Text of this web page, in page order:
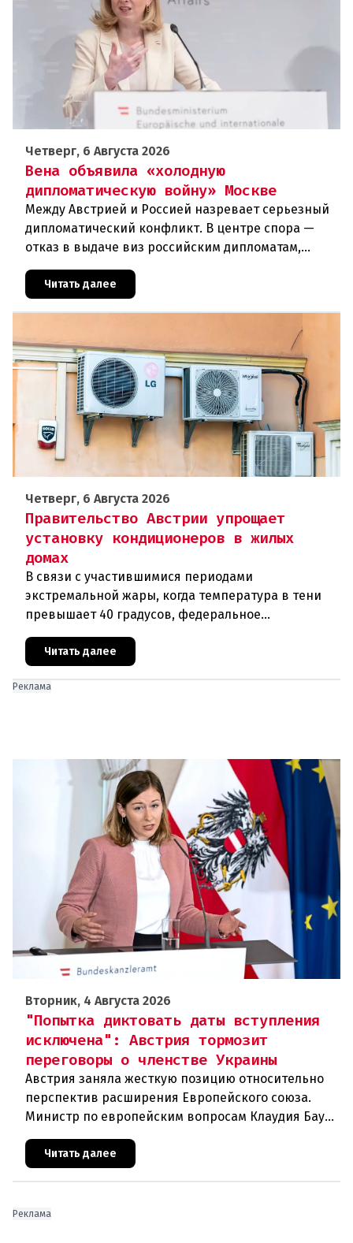
Четверг, 6 Августа 2026
Вена объявила «холодную
дипломатическую войну» Москве
Между Австрией и Россией назревает серьезный
дипломатический конфликт. В центре спора —
отказ в выдаче виз российским дипломатам,
международных организаций, которые
Читать далее
Четверг, 6 Августа 2026
Правительство Австрии упрощает
установку кондиционеров в жилых
домах
В связи с участившимися периодами
экстремальной жары, когда температура в тени
превышает 40 градусов, федеральное
проблемы перегрева жилых помещений. В среду н
Читать далее
Реклама
Вторник, 4 Августа 2026
"Попытка диктовать даты вступления
исключена": Австрия тормозит
переговоры о членстве Украины
Австрия заняла жесткую позицию относительно
перспектив расширения Европейского союза.
Министр по европейским вопросам Клаудия Бауэр
(ÖVP) категорически исключила возможность
ускоренного присоединения
Читать далее
Реклама